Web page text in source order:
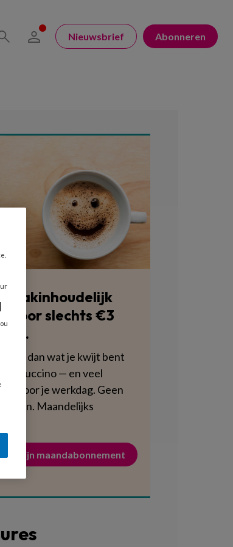
Nieuwsbrief Abonneren
vakinhoudelijk
voor slechts €3
dan wat je kwijt bent
cappuccino — en veel
voor je werkdag. Geen
Maandelijks
mijn maandabonnement